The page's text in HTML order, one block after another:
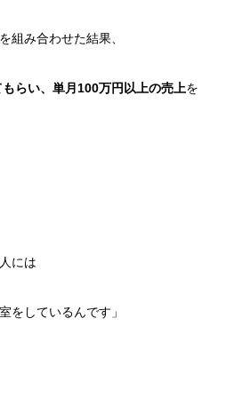
組み合わせた結果、
らい、単月100万円以上の売上を
には
をしているんです」